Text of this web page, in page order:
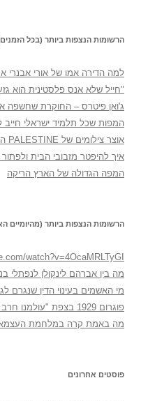
הרשומות הנצפות ביותר (בכל
למה הדירה אמו של אורי
"חייל שלא אנס פלסטינית הוא
ג'ואן פיטרס – החוקרת שחשפה
המפות שכל תלמיד ישראלי חייב
אוצר צילומים של PALESTINE הריקה
איך להיפטר מזבובי הבית ולפתור
המפה הגדולה של הארץ הריקה
הרשומות הנצפות ביותר (מהיומיים
watch?v=4OcaMRLTyGI
מה בין אברהם לינקולן לנפתלי
מי האשמים בעינוי הדין שנגרם
פוגרום 1929 בצפת "עולמנו חרב עלינו"
מה באמת קרה במלחמת
פוסטים אחרונים